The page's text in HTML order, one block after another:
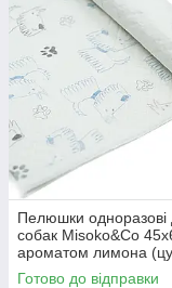
Пелюшки одноразові
собак Misoko&Co
ароматом лимона
та лапки) 10 штук
Готово до відправки